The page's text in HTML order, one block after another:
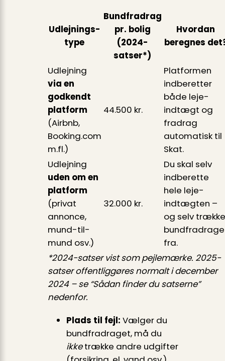
Udlejnings­
type
Bundfradrag
pr. bolig
(2024-
satser*)
Hvordan
beregnes
Udlejning
via en
godkendt
platform
(Airbnb,
Booking.com
m.fl.)
44.500 kr.
Platformen
indberetter
både leje­
indtægt og
fradrag
automatisk til
Skat.
Udlejning
uden om en
platform
(privat
annonce,
mund-til-
mund osv.)
32.000 kr.
Du skal selv
indberette
hele leje­
indtægten –
og selv trække
fra.
*2024-satser vist som pejlemærke. 2025-
satser offentliggøres normalt i december
2024 – se “Sådan finder du satserne”
nedenfor.
Plads til fejl: Vælger du
bundfradraget, må du
ikketrække andre udgifter